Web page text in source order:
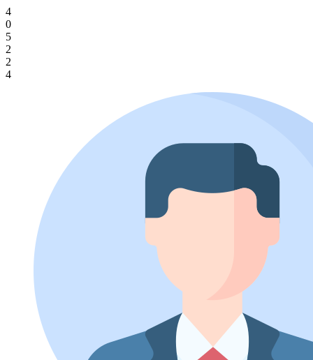
4
0
5
2
2
4